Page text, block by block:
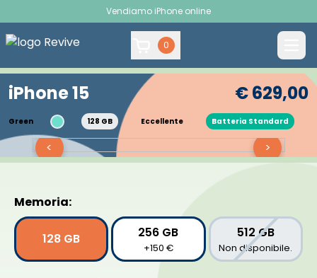
Vendiamo iPhone online
0
iPhone 15 € 629,00
Green 128 GB Eccellente Batteria Standard
>
<
Memoria:
128 GB 256 GB
+150 €
512 GB
Non disponibile.